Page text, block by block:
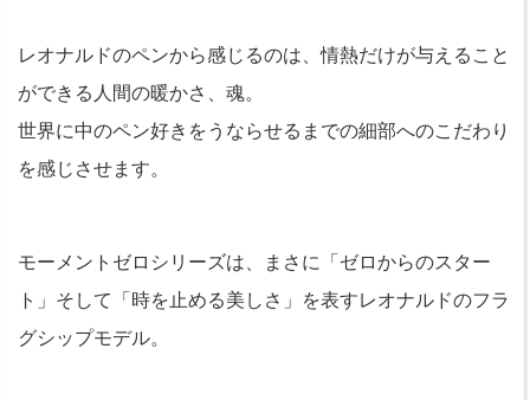
レオナルドのペンから感じるのは、情熱だけが与えること
ができる人間の暖かさ、魂。
世界に中のペン好きをうならせるまでの細部へのこだわり
を感じさせます。
モーメントゼロシリーズは、まさに「ゼロからのスター
ト」そして「時を止める美しさ」を表すレオナルドのフラ
グシップモデル。